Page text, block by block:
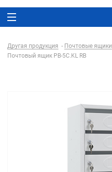
Другая продукция Почтовые ящики
Почтовый ящик PB-5C.KL RВ